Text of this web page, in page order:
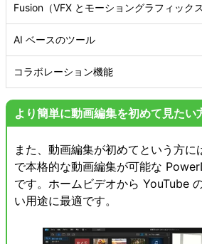
Fusion（VFX とモーショングラフィックス
AI ベースのツール
コラボレーション機能
より簡単に動画編集を初めて見たい
また、動画編集が初めてという方に
で本格的な動画編集が可能な
です。ホームビデオから YouTube
い用途に最適です。